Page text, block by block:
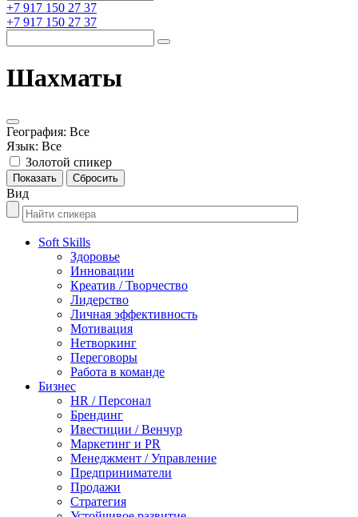
+7 917 150 27 37
+7 917 150 27 37
Шахматы
География: Все
Язык: Все
Золотой спикер
Вид
Soft Skills
Здоровье
Инновации
Креатив / Творчество
Лидерство
Личная эффективность
Мотивация
Нетворкинг
Переговоры
Работа в команде
Бизнес
HR / Персонал
Брендинг
Ивестиции / Венчур
Маркетинг и PR
Менеджмент / Управление
Предприниматели
Продажи
Стратегия